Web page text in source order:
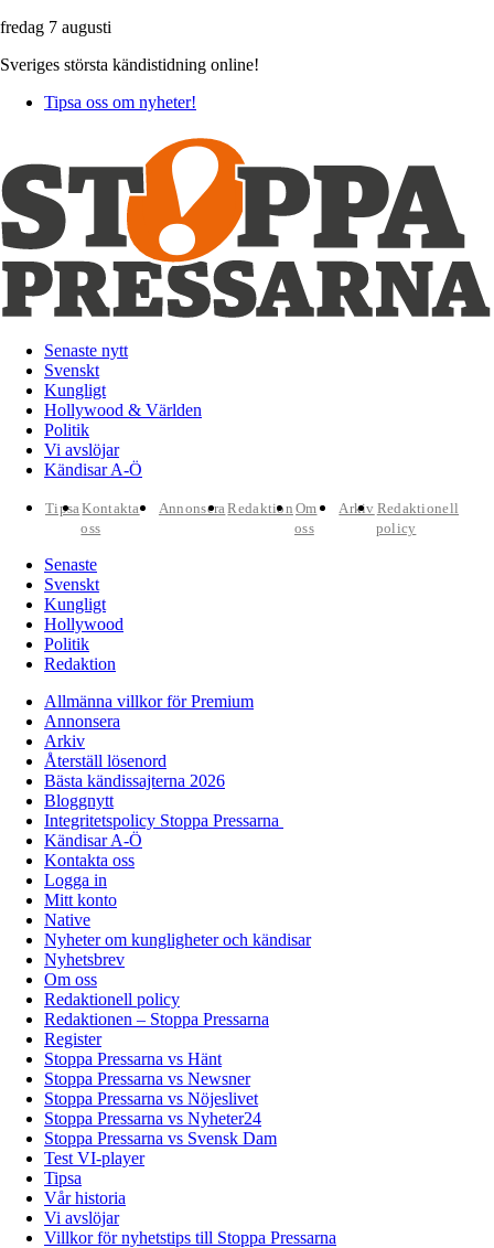
fredag 7 augusti
Sveriges största kändistidning online!
Tipsa oss om nyheter!
Senaste nytt
Svenskt
Kungligt
Hollywood & Världen
Politik
Vi avslöjar
Kändisar A-Ö
TipsaKontakta
oss
AnnonseraRedaktion Om
oss
Arkiv Redaktionell
policy
Senaste
Svenskt
Kungligt
Hollywood
Politik
Redaktion
Allmänna villkor för Premium
Annonsera
Arkiv
Återställ lösenord
Bästa kändissajterna 2026
Bloggnytt
Integritetspolicy Stoppa Pressarna
Kändisar A-Ö
Kontakta oss
Logga in
Mitt konto
Native
Nyheter om kungligheter och kändisar
Nyhetsbrev
Om oss
Redaktionell policy
Redaktionen – Stoppa Pressarna
Register
Stoppa Pressarna vs Hänt
Stoppa Pressarna vs Newsner
Stoppa Pressarna vs Nöjeslivet
Stoppa Pressarna vs Nyheter24
Stoppa Pressarna vs Svensk Dam
Test VI-player
Tipsa
Vår historia
Vi avslöjar
Villkor för nyhetstips till Stoppa Pressarna